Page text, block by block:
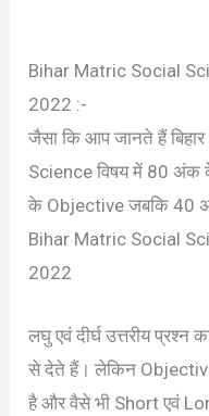
Bihar Matric Social
2022 :-
जैसा कि आप जानते हैं बिहार
Science विषय में 80
के Objective जबकि 40 अंक
Bihar Matric Social
2022
लघु एवं दीर्घ उत्तरीय
से देते हैं। लेकिन Objective
है और वैसे भी Short एवं